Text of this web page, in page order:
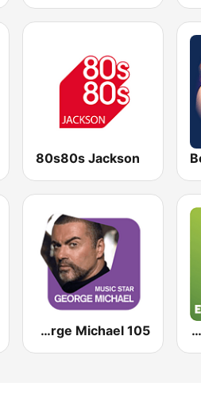
80s80s Jackson
Exclusively Bruno Mars
105 Music Star: George Michael